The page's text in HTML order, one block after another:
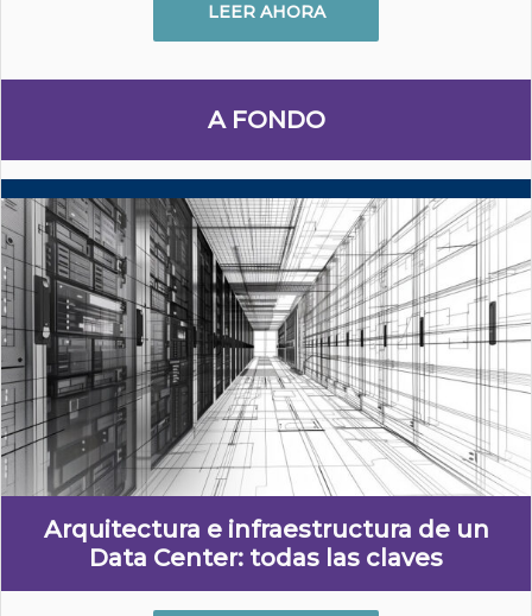
LEER AHORA
A FONDO
Arquitectura e infraestructura de un
Data Center: todas las claves